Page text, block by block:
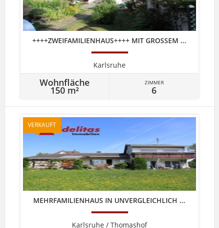
++++ZWEIFAMILIENHAUS++++ MIT GROSSEM ...
Karlsruhe
Wohnfläche
150 m²
ZIMMER
6
VERKAUFT
MEHRFAMILIENHAUS IN UNVERGLEICHLICH ...
Karlsruhe / Thomashof